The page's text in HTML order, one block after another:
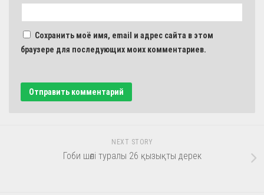
Сохранить моё имя, email и адрес сайта в этом
браузере для последующих моих комментариев.
NEXT STORY
Гоби шөлі туралы 26 қызықты дерек